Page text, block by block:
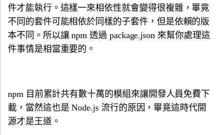
件才能執行。這樣一來相依性就會變得很複雜，畢竟
不同的套件可能相依於同樣的子套件，但是依賴的版
本不同。所以讓 npm 透過 package.json 來幫你處理這
件事情是相當重要的。
npm 目前累計共有數十萬的模組來讓開發人員免費下
載，當然這也是 Node.js 流行的原因，畢竟這時代開
源才是王道。